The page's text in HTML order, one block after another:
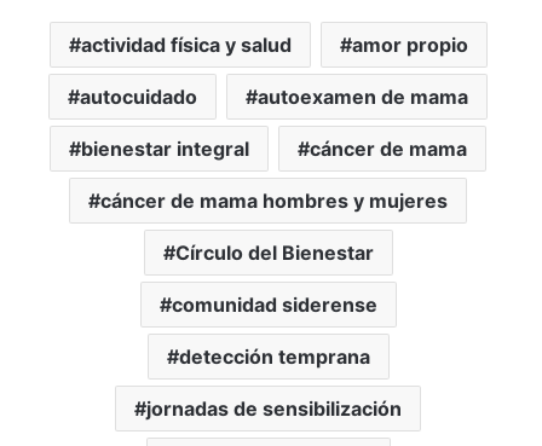
actividad física y salud amor propio
autocuidado autoexamen de mama
bienestar integral cáncer de mama
cáncer de mama hombres y mujeres
Círculo del Bienestar
comunidad siderense
detección temprana
jornadas de sensibilización